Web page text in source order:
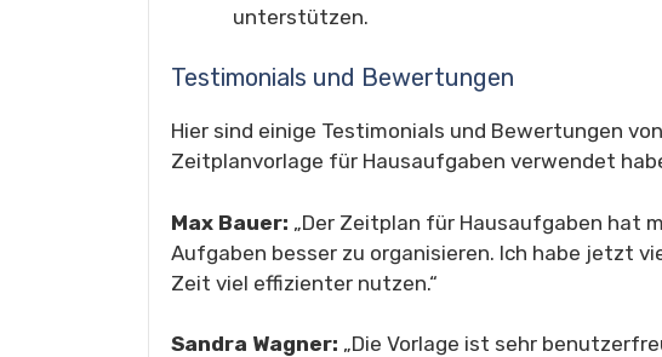
unterstützen.
Testimonials und Bewertungen
Hier sind einige Testimonials und Bewertungen
Zeitplanvorlage für Hausaufgaben verwendet
Max Bauer: „Der Zeitplan für Hausaufgaben hat
Aufgaben besser zu organisieren. Ich habe jetzt
Zeit viel effizienter nutzen.“
Sandra Wagner: „Die Vorlage ist sehr